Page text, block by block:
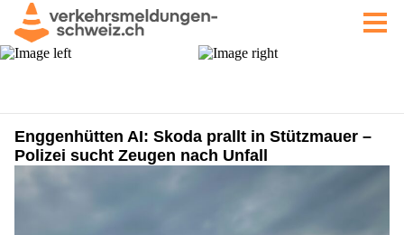
Enggenhütten AI: Skoda prallt in Stützmauer –
Polizei sucht Zeugen nach Unfall